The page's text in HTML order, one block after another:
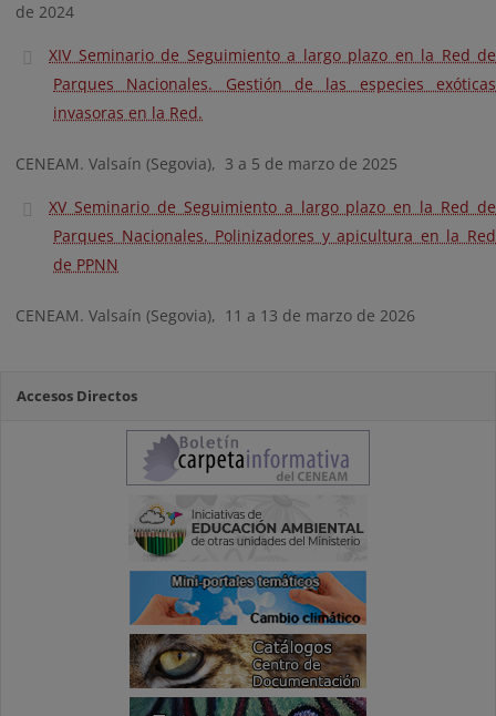
de 2024
XIV Seminario de Seguimiento a largo plazo en la Red de
Parques Nacionales. Gestión de las especies exóticas
invasoras en la Red.
CENEAM. Valsaín (Segovia), 3 a 5 de marzo de 2025
XV Seminario de Seguimiento a largo plazo en la Red de
Parques Nacionales. Polinizadores y apicultura en la Red
de PPNN
CENEAM. Valsaín (Segovia), 11 a 13 de marzo de 2026
Accesos Directos